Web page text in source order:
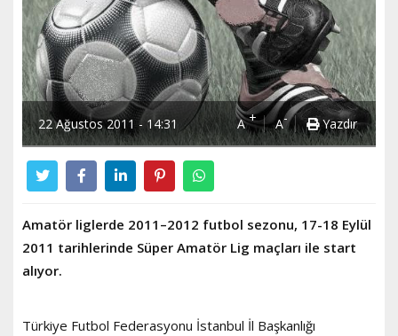
22 Ağustos 2011 - 14:31 A+ A- Yazdır
Amatör liglerde 2011–2012 futbol sezonu, 17-18 Eylül
2011 tarihlerinde Süper Amatör Lig maçları ile start
alıyor.
Türkiye Futbol Federasyonu İstanbul İl Başkanlığı